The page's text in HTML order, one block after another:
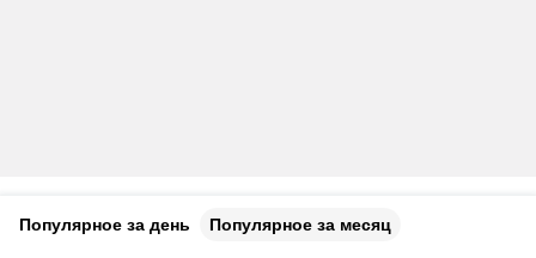
Популярное за день Популярное за месяц